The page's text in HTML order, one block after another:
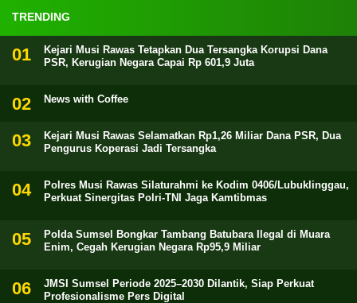
TRENDING
Kejari Musi Rawas Tetapkan Dua Tersangka Korupsi Dana
PSR, Kerugian Negara Capai Rp 601,9 Juta
News with Coffee
Kejari Musi Rawas Selamatkan Rp1,26 Miliar Dana PSR, Dua
Pengurus Koperasi Jadi Tersangka
Polres Musi Rawas Silaturahmi ke Kodim 0406/Lubuklinggau,
Perkuat Sinergitas Polri-TNI Jaga Kamtibmas
Polda Sumsel Bongkar Tambang Batubara Ilegal di Muara
Enim, Cegah Kerugian Negara Rp95,9 Miliar
JMSI Sumsel Periode 2025–2030 Dilantik, Siap Perkuat
Profesionalisme Pers Digital